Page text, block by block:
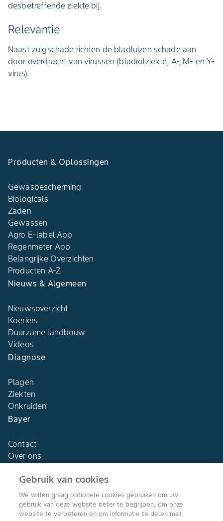
desbetreffende ziekte bij.
Relevantie
Naast zuigschade richten de bladluizen schade aan
door overdracht van virussen (bladrolziekte, A-, M- en Y-
virus).
Producten & Oplossingen
Gewasbescherming
Biologicals
Zaden
Gewassen
Agro E-label App
Regenmeter App
Belangrijke Overzichten
Producten A-Z
Nieuws & Algemeen
Nieuwsoverzicht
Koeriers
Duurzame landbouw
Videos
Diagnose
Plagen
Ziekten
Onkruiden
Bayer
Contact
Over ons
Agro Bayer
Gebruik van cookies
We willen graag optionele cookies gebruiken om uw
gebruik van deze website beter te begrijpen, om onze
website te verbeteren en om informatie te delen met